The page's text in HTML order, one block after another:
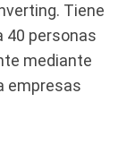
Tiene
40 personas
mediante
empresas